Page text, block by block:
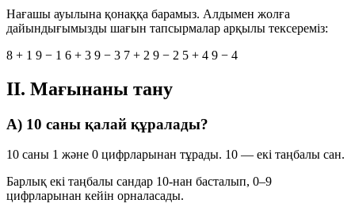
Нағашы ауылына қонаққа барамыз. Алдымен жолға
дайындығымызды шағын тапсырмалар арқылы тексереміз:
8 + 1 9 − 1 6 + 3 9 − 3 7 + 2 9 − 2 5 + 4 9 − 4
II. Мағынаны тану
А) 10 саны қалай құралады?
10 саны 1 және 0 цифрларынан тұрады. 10 — екі таңбалы сан.
Барлық екі таңбалы сандар 10-нан басталып, 0–9
цифрларынан кейін орналасады.